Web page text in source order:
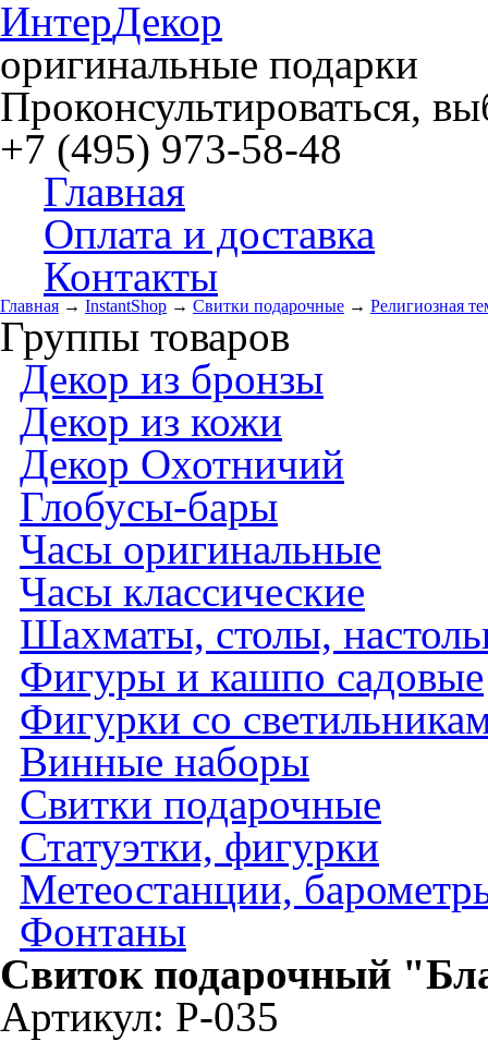
ИнтерДекор
оригинальные подарки
Проконсультироваться,
+7 (495) 973-58-48
Главная
Оплата и доставка
Контакты
Главная → InstantShop → Свитки подарочные → Религиозная
Группы товаров
Декор из бронзы
Декор из кожи
Декор Охотничий
Глобусы-бары
Часы оригинальные
Часы классические
Шахматы, столы,
Фигуры и кашпо садовые
Фигурки со
Винные наборы
Свитки подарочные
Статуэтки, фигурки
Метеостанции,
Фонтаны
Свиток подарочный
Артикул: Р-035